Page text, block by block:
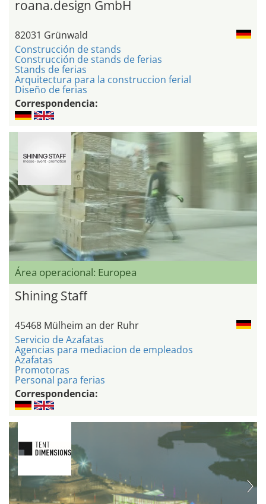
roana.design GmbH
82031 Grünwald
Construcción de stands
Construcción de stands de ferias
Stands de ferias
Arquitectura para la construccion ferial
Diseño de ferias
Correspondencia:
Área operacional: Europea
Shining Staff
45468 Mülheim an der Ruhr
Servicio de Azafatas
Agencias para mediacion de empleados
Azafatas
Promotoras
Personal para ferias
Correspondencia: